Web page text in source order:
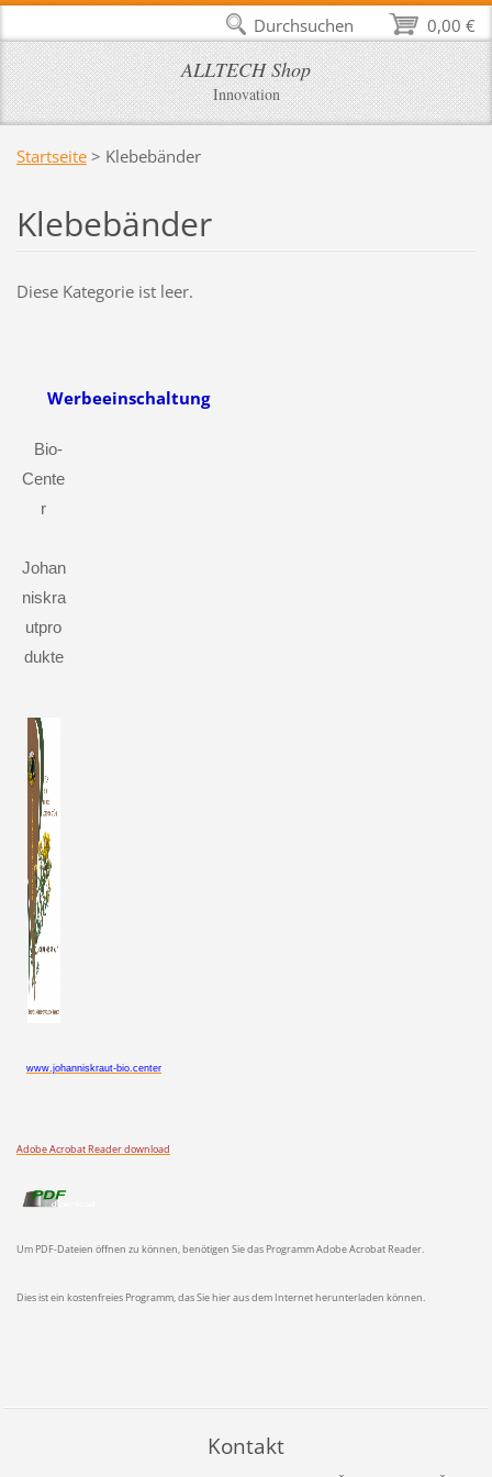
ALLTECH Shop
Innovation
Startseite > Klebebänder
Klebebänder
Diese Kategorie ist leer.
Werbeeinschaltung
Bio-
Cente
r
Johan
niskra
utpro
dukte
www.johanniskraut-bio.center
Adobe Acrobat Reader download
Um PDF-Dateien öffnen zu können, benötigen Sie das Programm Adobe Acrobat Reader.
Dies ist ein kostenfreies Programm, das Sie hier aus dem Internet herunterladen können.
Kontakt
0,00 €
Durchsuchen